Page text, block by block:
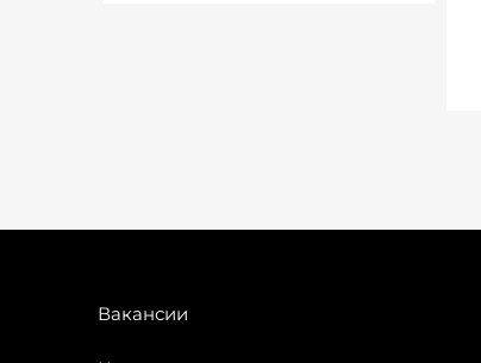
Вакансии